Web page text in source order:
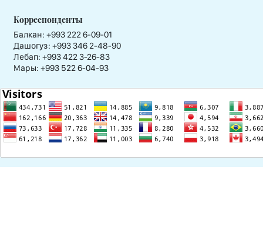
Корреспонденты
Балкан: +993 222 6-09-01
Дашогуз: +993 346 2-48-90
Лебап: +993 422 3-26-83
Мары: +993 522 6-04-93